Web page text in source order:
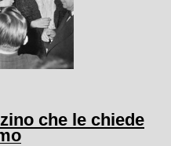
che le chiede